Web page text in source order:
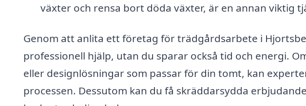
växter och rensa bort döda växter, är en annan viktig
Genom att anlita ett företag för trädgårdsarbete i
professionell hjälp, utan du sparar också tid och energi.
eller designlösningar som passar för din tomt, kan
processen. Dessutom kan du få skräddarsydda